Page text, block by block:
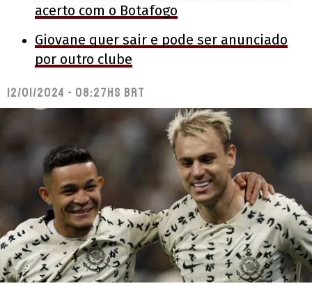
acerto com o Botafogo
Giovane quer sair e pode ser anunciado
por outro clube
12/01/2024 - 08:27hs BRT